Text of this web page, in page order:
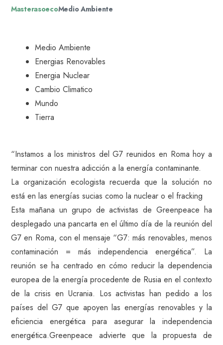
MasterasoecoMedio Ambiente
Medio Ambiente
Energias Renovables
Energia Nuclear
Cambio Climatico
Mundo
Tierra
“Instamos a los ministros del G7 reunidos en Roma hoy a
terminar con nuestra adicción a la energía contaminante.
La organización ecologista recuerda que la solución no
está en las energías sucias como la nuclear o el fracking
Esta mañana un grupo de activistas de Greenpeace ha
desplegado una pancarta en el último día de la reunión del
G7 en Roma, con el mensaje “G7: más renovables, menos
contaminación = más independencia energética”. La
reunión se ha centrado en cómo reducir la dependencia
europea de la energía procedente de Rusia en el contexto
de la crisis en Ucrania. Los activistas han pedido a los
países del G7 que apoyen las energías renovables y la
eficiencia energética para asegurar la independencia
energética.Greenpeace advierte que la propuesta de